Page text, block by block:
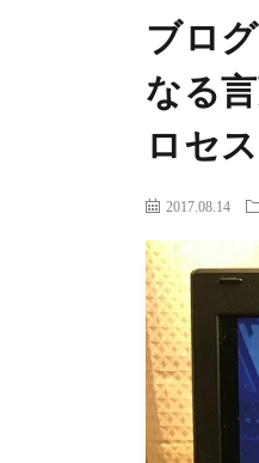
ブロ
なる
ロセス
2017.08.14